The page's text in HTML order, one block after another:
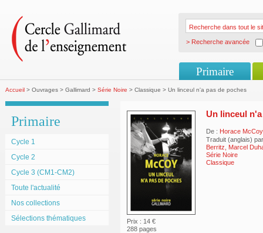
> Recherche avancée
Primaire
Accueil > Ouvrages > Gallimard > Série Noire > Classique > Un linceul n'a pas de poches
Primaire
Cycle 1
Cycle 2
Cycle 3 (CM1-CM2)
Toute l'actualité
Nos collections
Sélections thématiques
Prix : 14 €
288 pages
Un linceul
De : Horace McCoy
Traduit (anglais)
Berritz, Marcel
Série Noire
Classique